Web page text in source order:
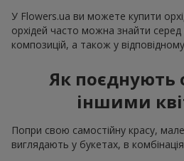
У Flowers.ua ви можете купити
орхідей часто можна знайти серед
композицій, а також у
Як поєднують
іншими
Попри свою самостійну красу,
виглядають у букетах, в